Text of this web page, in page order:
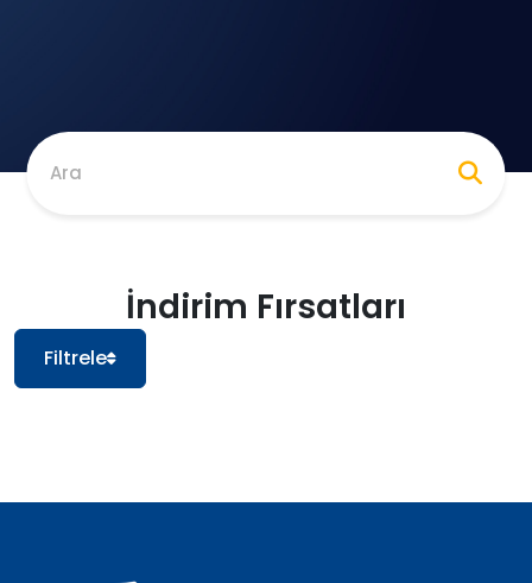
Ara
İndirim Fırsatları
Filtrele